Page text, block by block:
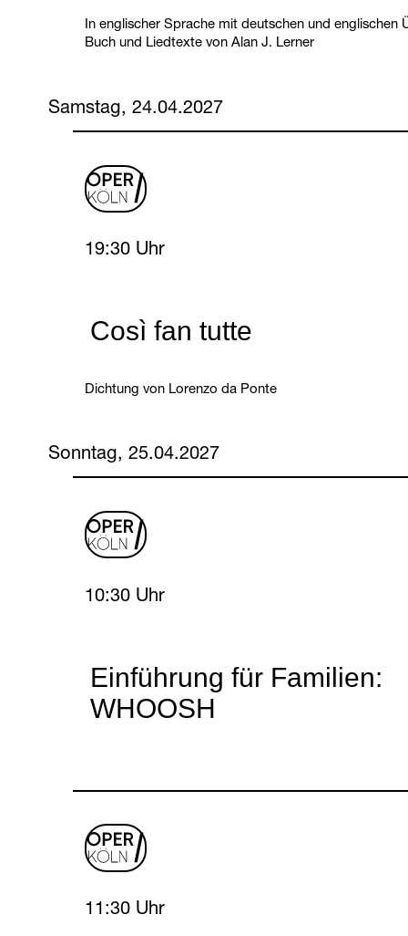
In englischer Sprache mit deutschen und englischen
Buch und Liedtexte von Alan J. Lerner
Samstag, 24.04.2027
Così fan tutte
Dichtung von Lorenzo da Ponte
Saturday, 24 April 2027
19:30 Uhr
oper
Sonntag, 25.04.2027
Einführung für Familien:
WHOOSH
Sunday, 25 April 2027
10:30 Uhr
oper
Sunday, 25 April 2027
11:30 Uhr
oper